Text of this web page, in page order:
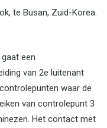
te Busan, Zuid-Korea.
een
van 2e luitenant
waar de
van controlepunt 3
Het contact met